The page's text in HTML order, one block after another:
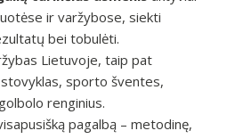
ir varžybose, siekti
bei tobulėti.
Lietuvoje, taip pat
sporto šventes,
renginius.
pagalbą – metodinę,